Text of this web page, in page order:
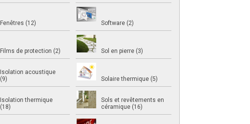
Fenêtres (12)
Films de protection (2)
Isolation acoustique
(9)
Isolation thermique
(18)
Software (2)
Sol en pierre (3)
Solaire thermique (5)
Sols et revêtements en
céramique (16)